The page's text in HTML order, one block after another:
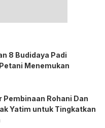
8 Budidaya Padi
Menemukan
Rohani Dan
Yatim untuk Tingkatkan